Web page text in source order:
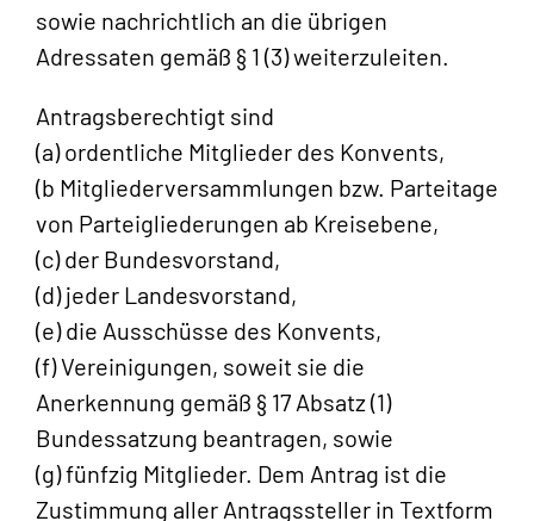
sowie nachrichtlich an die übrigen
Adressaten gemäß § 1 (3) weiterzuleiten.
Antragsberechtigt sind
(a) ordentliche Mitglieder des Konvents,
(b Mitgliederversammlungen bzw. Parteitage
von Parteigliederungen ab Kreisebene,
(c) der Bundesvorstand,
(d) jeder Landesvorstand,
(e) die Ausschüsse des Konvents,
(f) Vereinigungen, soweit sie die
Anerkennung gemäß § 17 Absatz (1)
Bundessatzung beantragen, sowie
(g) fünfzig Mitglieder. Dem Antrag ist die
Zustimmung aller Antragssteller in Textform